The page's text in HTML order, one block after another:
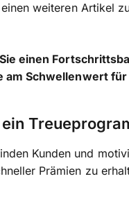
weiteren Artikel
einen
am Schwellenwert
Kunden und
Prämien zu